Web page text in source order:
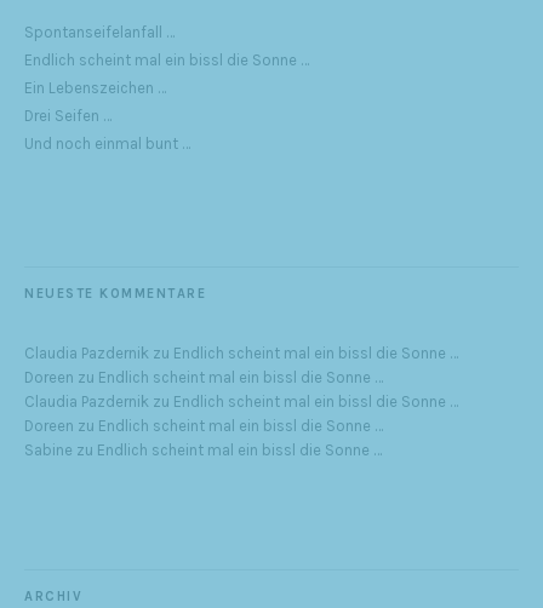
Spontanseifelanfall …
Endlich scheint mal ein bissl die Sonne …
Ein Lebenszeichen …
Drei Seifen …
Und noch einmal bunt …
NEUESTE KOMMENTARE
Claudia Pazdernik zu Endlich scheint mal ein bissl die Sonne …
Doreen zu Endlich scheint mal ein bissl die Sonne …
Claudia Pazdernik zu Endlich scheint mal ein bissl die Sonne …
Doreen zu Endlich scheint mal ein bissl die Sonne …
Sabine zu Endlich scheint mal ein bissl die Sonne …
ARCHIV